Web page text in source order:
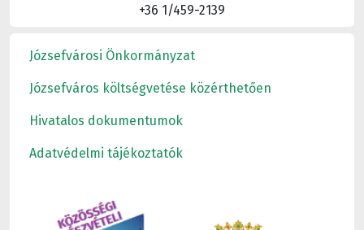
+36 1/459-2139
Józsefvárosi Önkormányzat
Józsefváros költségvetése közérthetően
Hivatalos dokumentumok
Adatvédelmi tájékoztatók